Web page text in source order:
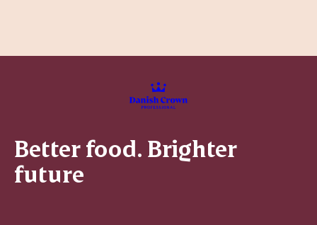
Better food. Brighter
future